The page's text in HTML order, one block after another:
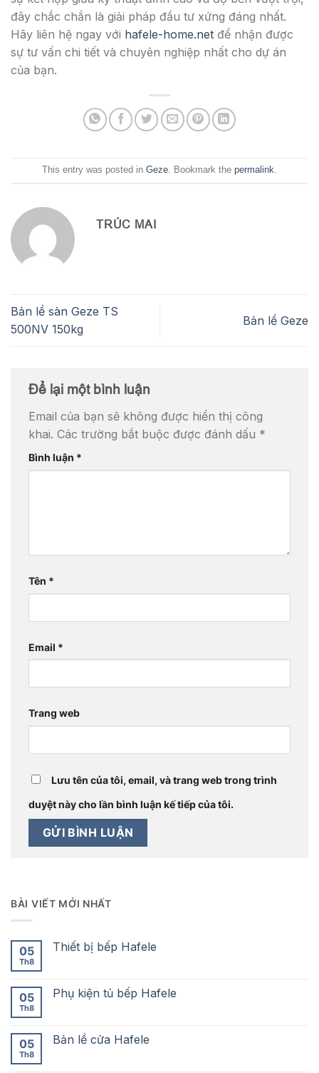
đây chắc chắn là giải pháp đầu tư xứng đáng nhất.
Hãy liên hệ ngay với hafele-home.net để nhận được
sự tư vấn chi tiết và chuyên nghiệp nhất cho dự án
của bạn.
This entry was posted in Geze. Bookmark the permalink.
TRÚC MAI
Bản lề sàn Geze TS
500NV 150kg
Bản lề Geze
Để lại một bình luận
Email của bạn sẽ không được hiển thị công
khai. Các trường bắt buộc được đánh dấu *
Bình luận *
Tên *
Email *
Trang web
Lưu tên của tôi, email, và trang web trong trình
duyệt này cho lần bình luận kế tiếp của tôi.
BÀI VIẾT MỚI NHẤT
05
Th8
Thiết bị bếp Hafele
05
Th8
Phụ kiện tủ bếp Hafele
05
Th8
Bản lề cửa Hafele